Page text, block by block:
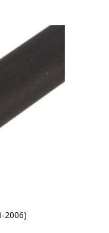
2006)